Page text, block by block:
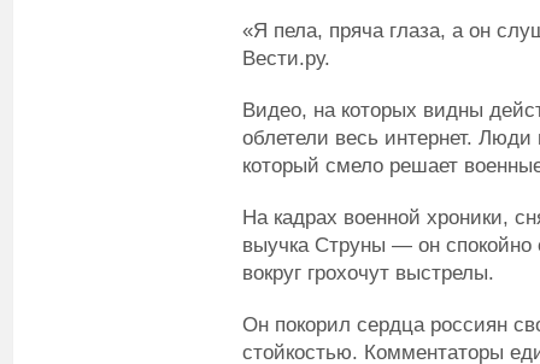
«Я пела, пряча глаза, а он
Вести.ру.
Видео, на которых видны
облетели весь интернет.
который смело решает
На кадрах военной хроники,
выучка Струны — он спокойно
вокруг грохочут выстрелы.
Он покорил сердца россиян
стойкостью. Комментаторы